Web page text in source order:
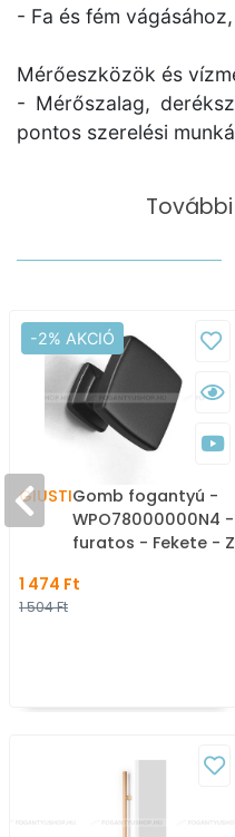
- Fa és fém
Mérőeszközök és
- Mérőszalag,
pontos szerelési
-2% AKCIÓ
GIUSTIGomb fogantyú -
WPO78000000N4 -
furatos - Fekete -
gombfogantyú,
1 474 Ft
1 504 Ft